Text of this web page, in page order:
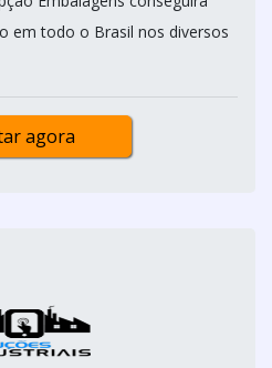
em todo o Brasil nos diversos
agora